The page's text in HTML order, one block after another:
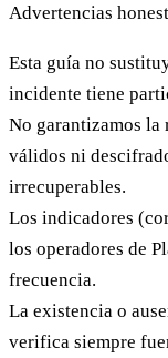
Advertencias
Esta guía no
incidente tiene
No garantizamos la
válidos ni
irrecuperables.
Los indicadores
los operadores de
frecuencia.
La existencia o
verifica siempre